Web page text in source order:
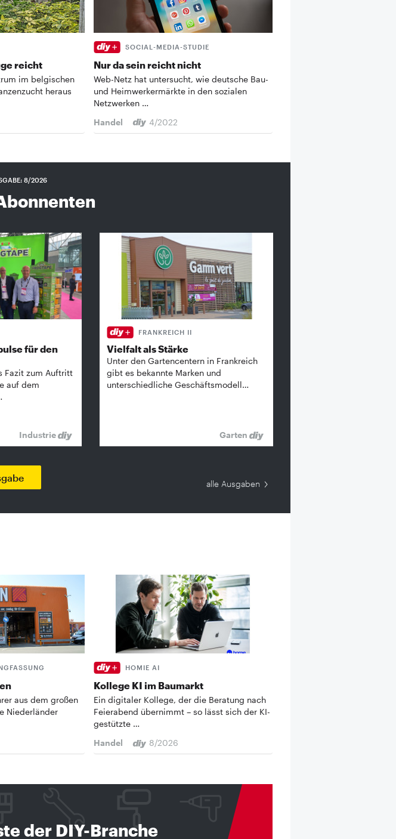
reicht
im belgischen
heraus
SOCIAL-MEDIA-STUDIE
Nur da sein reicht nicht
Web-Netz hat untersucht, wie deutsche Bau-
und Heimwerkermärkte in den sozialen
Netzwerken …
Handel
4/2022
8/2026
für den
Fazit zum Auftritt
auf dem
Industrie
FRANKREICH II
Vielfalt als Stärke
Unter den Gartencentern in Frankreich
gibt es bekannte ­Marken und
unterschiedliche Geschäftsmodell…
Garten
alle Ausgaben
aus dem großen
Niederländer
HOMIE AI
Kollege KI im Baumarkt
Ein digitaler Kollege, der die Beratung nach
Feierabend übernimmt – so lässt sich der KI-
gestützte …
Handel
8/2026
der DIY-Branche